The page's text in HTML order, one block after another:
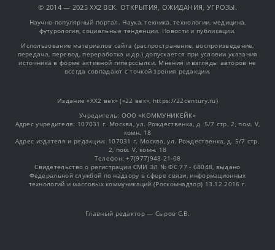
© 2014 — 2025 XX2 ВЕК. ОТКРЫТИЯ, ОЖИДАНИЯ, УГРОЗЫ.
Научно-популярный портал. Наука, техника, технологии, медицина,
футурология, социальные тенденции. Новости и публикации.
Использование материалов сайта (распространение, воспроизведение,
передача, перевод, переработка и др.) допускается при условии указания
источника в форме активной гиперссылки. Мнения и взгляды авторов не
всегда совпадают с точкой зрения редакции.
Издание «XX2 век» («22 век», https://22century.ru)
Учредитель: OOO «КОММУНИКЕЙК»
Адрес учредителя: 107031 г. Москва, ул. Рождественка, д. 5/7 стр. 2, пом. V,
комн. 18
Адрес издателя и редакции: 107031 г. Москва, ул. Рождественка, д. 5/7 стр.
2, пом. V, комн. 18
Телефон: +7(977)948-21-08
Свидетельство о регистрации СМИ ЭЛ № ФС 77 - 68048, выдано
Федеральной службой по надзору в сфере связи, информационных
технологий и массовых коммуникаций (Роскомнадзор) 13.12.2016 г.
Главный редактор — Сыров С.В.